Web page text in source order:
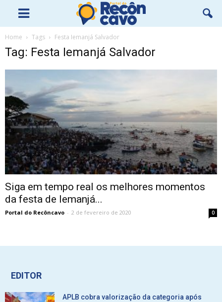
Home Tags Festa Iemanjá Salvador
Tag: Festa Iemanjá Salvador
Siga em tempo real os melhores momentos
da festa de Iemanjá...
Portal do Recôncavo - 2 de fevereiro de 2020 0
EDITOR
APLB cobra valorização da categoria após